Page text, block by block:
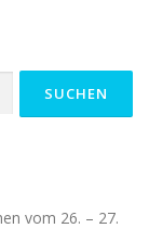
vom 26. – 27.